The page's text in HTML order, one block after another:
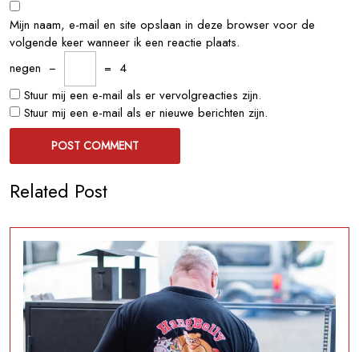
Mijn naam, e-mail en site opslaan in deze browser voor de
volgende keer wanneer ik een reactie plaats.
negen − = 4
Stuur mij een e-mail als er vervolgreacties zijn.
Stuur mij een e-mail als er nieuwe berichten zijn.
Related Post